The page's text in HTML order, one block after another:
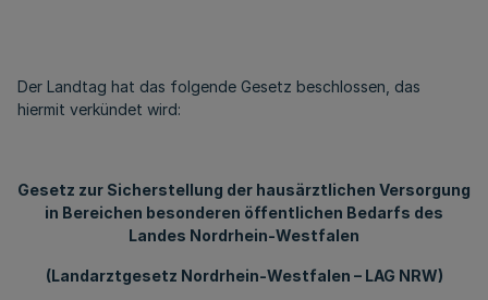
Der Landtag hat das folgende Gesetz beschlossen, das
hiermit verkündet wird:
Gesetz zur Sicherstellung der hausärztlichen Versorgung
in Bereichen besonderen öffentlichen Bedarfs des
Landes Nordrhein-Westfalen
(Landarztgesetz Nordrhein-Westfalen – LAG NRW)